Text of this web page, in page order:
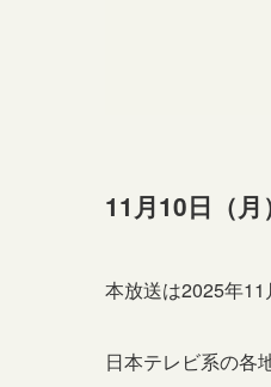
11月10日（
本放送は2025年11
日本テレビ系の各